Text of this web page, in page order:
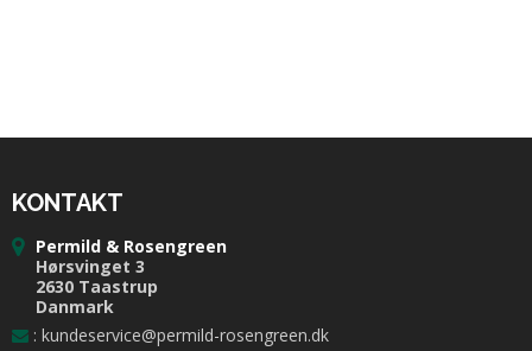
KONTAKT
Permild & Rosengreen
Hørsvinget 3
2630 Taastrup
Danmark
: kundeservice@permild-rosengreen.dk